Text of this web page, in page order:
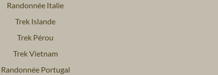
Randonnée Italie
Trek Islande
Trek Pérou
Trek Vietnam
Randonnée Portugal